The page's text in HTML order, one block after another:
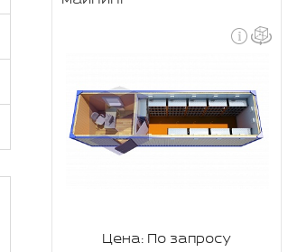
Цена: По запросу